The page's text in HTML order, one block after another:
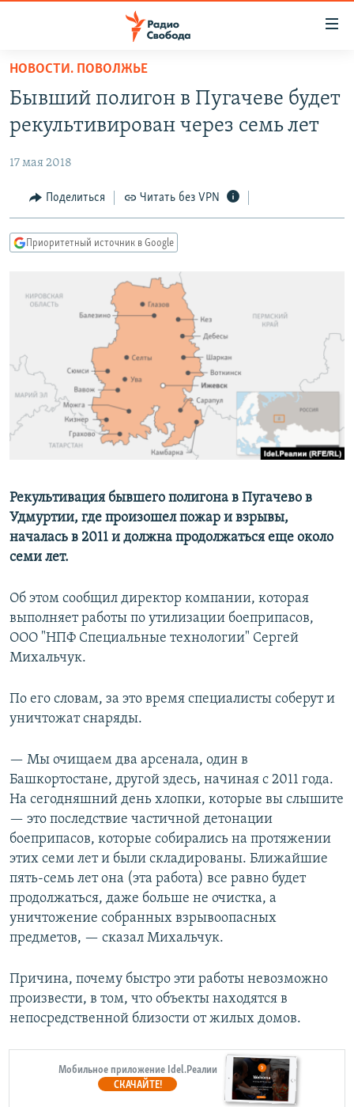
упрощенного
доступа
основному
Вернутся
главной
навигации
АВТОРСКИЕ ПРОЕКТЫ
ЦИТАТЫ СВОБОДЫ
МНЕНИЯ
IDEL.РЕАЛИИ
СЕВЕР.РЕАЛИИ
СИБИРЬ.РЕАЛИИ
РАСПИСАНИЕ ВЕЩАНИЯ
ПОДПИШИТЕСЬ НА РАССЫЛКУ
СОЦИАЛЬНЫЕ СЕТИ
Все сайты РСЕ/РС
НОВОСТИ. ПОВОЛЖЬЕ
Бывший полигон в Пугачеве будет
рекультивирован через семь лет
17 мая 2018
Поделиться Читать без VPN
Приоритетный источник в Google
Рекультивация бывшего полигона в Пугачево в
Удмуртии, где произошел пожар и взрывы,
началась в 2011 и должна продолжаться еще около
семи лет.
Об этом сообщил директор компании, которая
выполняет работы по утилизации боеприпасов,
ООО "НПФ Специальные технологии" Сергей
Михальчук.
По его словам, за это время специалисты соберут и
уничтожат снаряды.
— Мы очищаем два арсенала, один в
Башкортостане, другой здесь, начиная с 2011 года.
На сегодняшний день хлопки, которые вы слышите
— это последствие частичной детонации
боеприпасов, которые собирались на протяжении
этих семи лет и были складированы. Ближайшие
пять-семь лет она (эта работа) все равно будет
продолжаться, даже больше не очистка, а
уничтожение собранных взрывоопасных
предметов, — сказал Михальчук.
Причина, почему быстро эти работы невозможно
произвести, в том, что объекты находятся в
непосредственной близости от жилых домов.
Мобильное приложение Idel.Реалии
СКАЧАЙТЕ!